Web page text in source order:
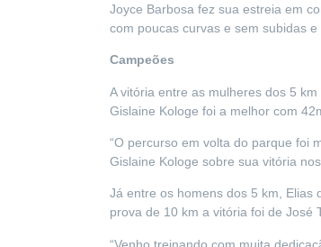
Joyce Barbosa fez sua estreia em
com poucas curvas e sem subidas
Campeões
A vitória entre as mulheres dos 5
Gislaine Kologe foi a melhor com
“O percurso em volta do parque foi
Gislaine Kologe sobre sua vitória
Já entre os homens dos 5 km, Elias
prova de 10 km a vitória foi de José
“Venho treinando com muita